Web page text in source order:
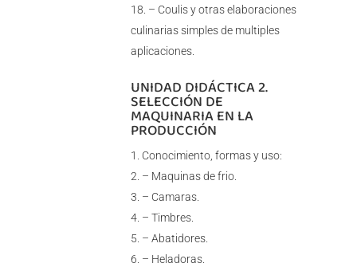
– Coulis y otras elaboraciones
culinarias simples de multiples
aplicaciones.
UNIDAD DIDÁCTICA 2.
SELECCIÓN DE
MAQUINARIA EN LA
PRODUCCIÓN
Conocimiento, formas y uso:
– Maquinas de frio.
– Camaras.
– Timbres.
– Abatidores.
– Heladoras.